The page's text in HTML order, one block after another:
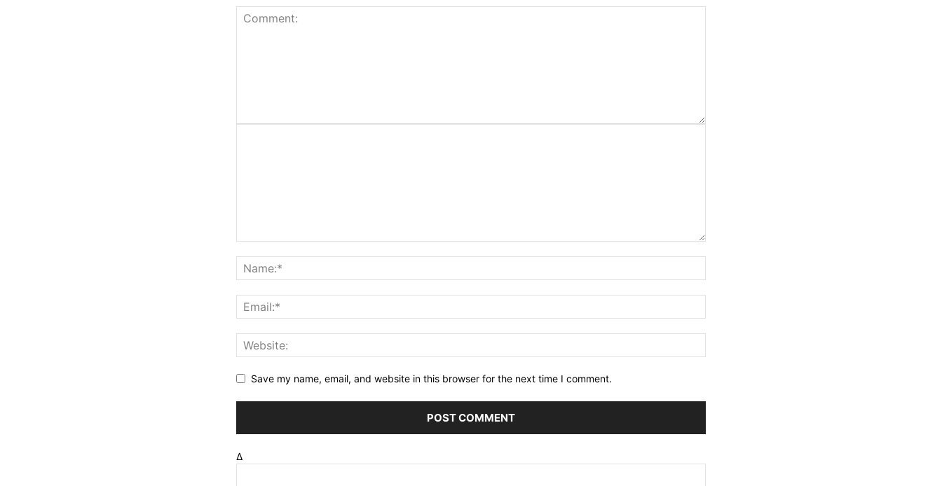
Save my name, email, and website in this browser for the next time I comment.
Δ